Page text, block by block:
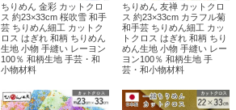
ちりめん 金彩 カットクロ
ス 約23×33cm 桜吹雪 和手
芸 ちりめん細工 カットク
ロス はぎれ 和柄 ちりめん
生地 小物 手縫い レーヨン
100％ 和柄生地 手芸・和
小物材料
ちりめん 友禅 カットクロ
ス 約23×33cm カラフル菊
和手芸 ちりめん細工 カッ
トクロス はぎれ 和柄 ちり
めん生地 小物 手縫い レー
ヨン100％ 和柄生地 手
芸・和小物材料